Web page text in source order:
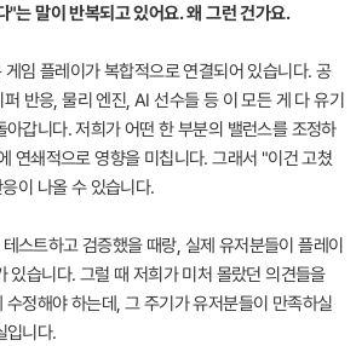
"는 말이 반복되고 있어요. 왜 그런 건가요.
게임 플레이가 복합적으로 연결되어 있습니다. 공
반응, 물리 엔진, AI 선수들 등 이 모든 게 다 유기
아갑니다. 저희가 어떤 한 부분의 밸런스를 조정하
연쇄적으로 영향을 미칩니다. 그래서 "이건 고쳤
이 나올 수 있습니다.
스트하고 검증했을 때랑, 실제 유저분들이 플레이
있습니다. 그럴 때 저희가 미처 몰랐던 의견들을
정해야 하는데, 그 주기가 유저분들이 만족하실
입니다.